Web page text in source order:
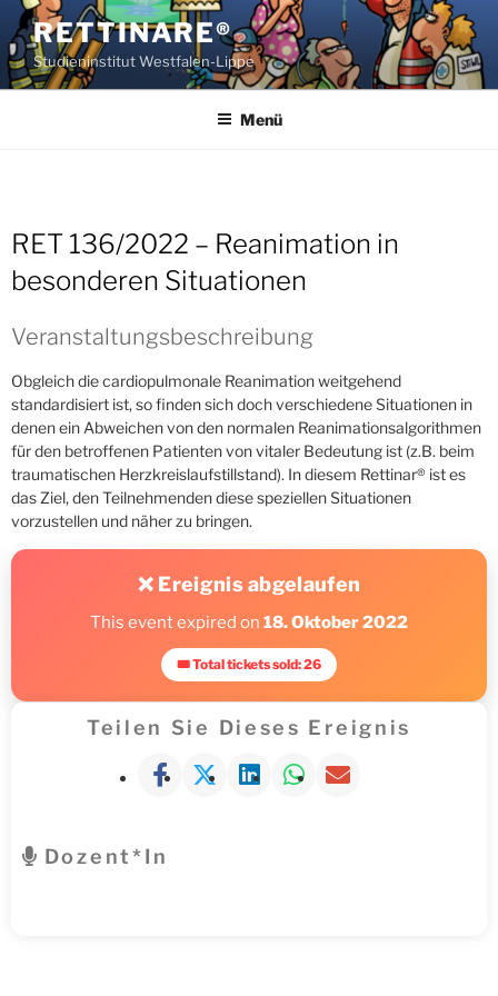
Zum
Inhalt
springen
RETTINARE®
Studieninstitut Westfalen-Lippe
Menü
RET 136/2022 – Reanimation in
besonderen Situationen
Veranstaltungsbeschreibung
Obgleich die cardiopulmonale Reanimation weitgehend
standardisiert ist, so finden sich doch verschiedene Situationen in
denen ein Abweichen von den normalen Reanimationsalgorithmen
für den betroffenen Patienten von vitaler Bedeutung ist (z.B. beim
traumatischen Herzkreislaufstillstand). In diesem Rettinar® ist es
das Ziel, den Teilnehmenden diese speziellen Situationen
vorzustellen und näher zu bringen.
❌ Ereignis abgelaufen
This event expired on 18. Oktober 2022
🎟 Total tickets sold: 26
Teilen Sie Dieses Ereignis
Dozent*in